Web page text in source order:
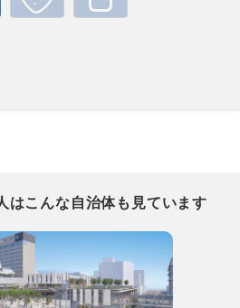
はこんな自治体も見ています